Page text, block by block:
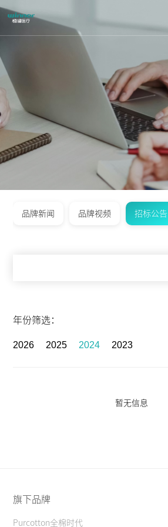
品牌新闻 品牌视频 招标公告
年份筛选：
2026 2025 2024 2023
暂无信息
旗下品牌
Purcotton全棉时代